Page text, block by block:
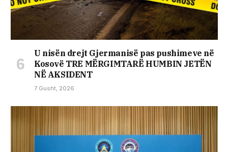
U nisën drejt Gjermanisë pas pushimeve në
Kosovë TRE MËRGIMTARË HUMBIN JETËN
NË AKSIDENT
7 Gusht, 2026